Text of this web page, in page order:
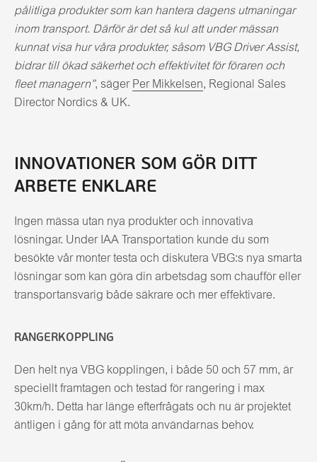
pålitliga produkter som kan hantera dagens utmaningar
inom transport. Därför är det så kul att under mässan
kunnat visa hur våra produkter, såsom VBG Driver Assist,
bidrar till ökad säkerhet och effektivitet för föraren och
fleet managern”, säger Per Mikkelsen, Regional Sales
Director Nordics & UK.
INNOVATIONER SOM GÖR DITT
ARBETE ENKLARE
Ingen mässa utan nya produkter och innovativa
lösningar. Under IAA Transportation kunde du som
besökte vår monter testa och diskutera VBG:s nya smarta
lösningar som kan göra din arbetsdag som chaufför eller
transportansvarig både säkrare och mer effektivare.
RANGERKOPPLING
Den helt nya VBG kopplingen, i både 50 och 57 mm, är
speciellt framtagen och testad för rangering i max
30km/h. Detta har länge efterfrågats och nu är projektet
äntligen i gång för att möta användarnas behov.